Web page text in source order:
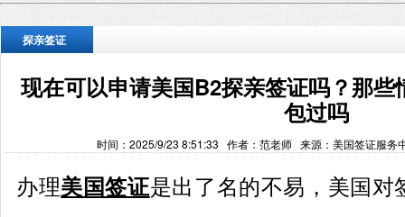
探亲签证
现在可以申请美国B2探亲签证吗？那
包过吗
时间：2025/9/23 8:51:33 作者：范老师 来源：美国签证服务
办理美国签证是出了名的不易，美国